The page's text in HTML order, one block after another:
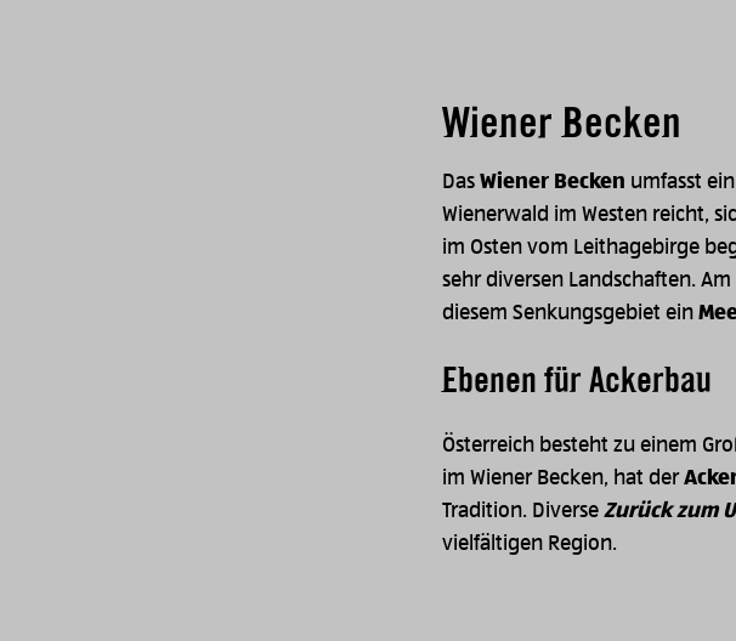
Wiener Becken
Das Wiener Becken umfasst
Wienerwald im Westen reicht,
im Osten vom Leithagebirge
sehr diversen Landschaften. Am
diesem Senkungsgebiet ein
Ebenen für Ackerbau
Österreich besteht zu einem
im Wiener Becken, hat der
Tradition. Diverse Zurück zum
vielfältigen Region.